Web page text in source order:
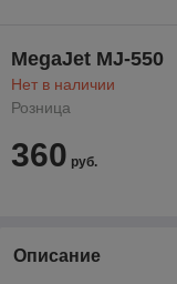
MegaJet MJ-550
Нет в наличии
Розница
360 руб.
Описание